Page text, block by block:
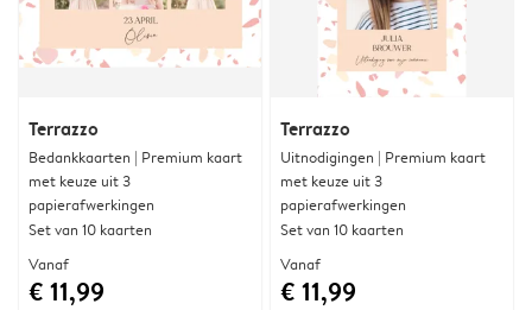
Terrazzo
Bedankkaarten | Premium kaart
met keuze uit 3
papierafwerkingen
Set van 10 kaarten
Vanaf
€ 11,99
Terrazzo
Uitnodigingen | Premium kaart
met keuze uit 3
papierafwerkingen
Set van 10 kaarten
Vanaf
€ 11,99